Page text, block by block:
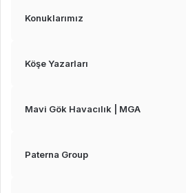
Konuklarımız
Köşe Yazarları
Mavi Gök Havacılık | MGA
Paterna Group